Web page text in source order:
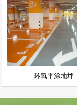
环氧平涂地坪
环氧地坪
立即询问